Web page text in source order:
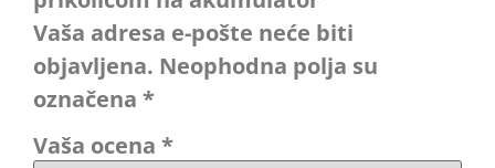
Vaša adresa e-pošte neće biti
objavljena. Neophodna polja su
označena *
Vaša ocena *